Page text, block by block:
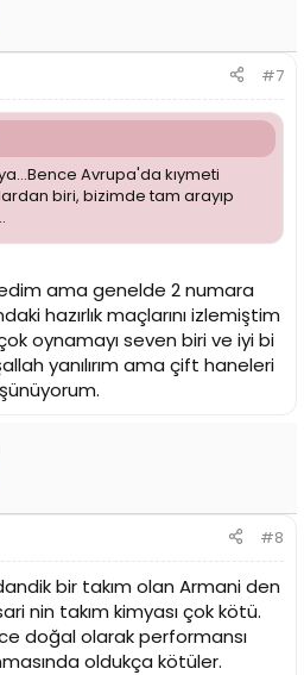
#7
Avrupa'da kıymeti
biri, bizimde tam arayıp
ama genelde 2 numara
hazırlık maçlarını izlemiştim
oynamayı seven biri ve iyi bi
yanılırım ama çift haneleri
#8
bir takım olan Armani den
nin takım kimyası çok kötü.
doğal olarak performansı
oldukça kötüler.